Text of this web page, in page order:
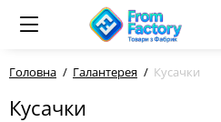
Головна Галантерея Кусачки
Кусачки